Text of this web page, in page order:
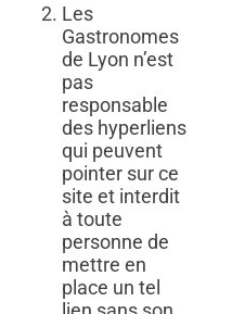
Les
Gastronomes
de Lyon n’est
pas
responsable
des hyperliens
qui peuvent
pointer sur ce
site et interdit
à toute
personne de
mettre en
place un tel